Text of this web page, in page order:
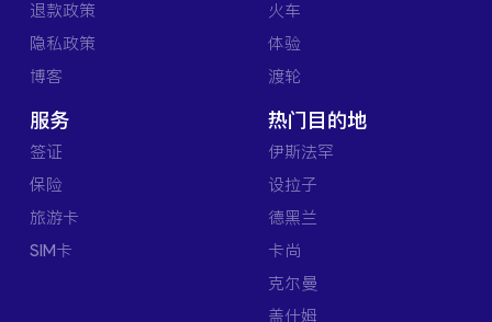
退款政策
隐私政策
博客
火车
体验
渡轮
服务
签证
保险
旅游卡
SIM卡
热门目的地
伊斯法罕
设拉子
德黑兰
卡尚
克尔曼
盖什姆